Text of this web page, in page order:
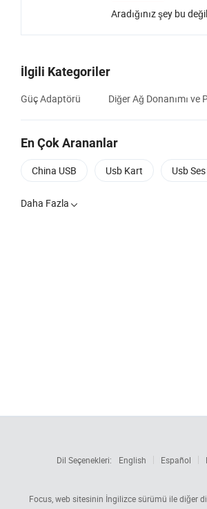
Aradığınız şey bu
İlgili Kategoriler
Güç Adaptörü Diğer Ağ Donanımı ve
En Çok Arananlar
China USB Usb Kart Usb
Daha Fazla 
Dil Seçenekleri:
English Español
Focus, web sitesinin İngilizce sürümü ile diğer